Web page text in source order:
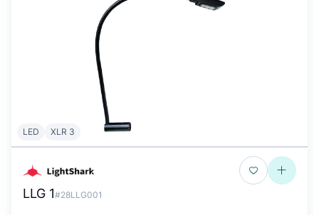
LED XLR 3
LLG 1#28LLG001